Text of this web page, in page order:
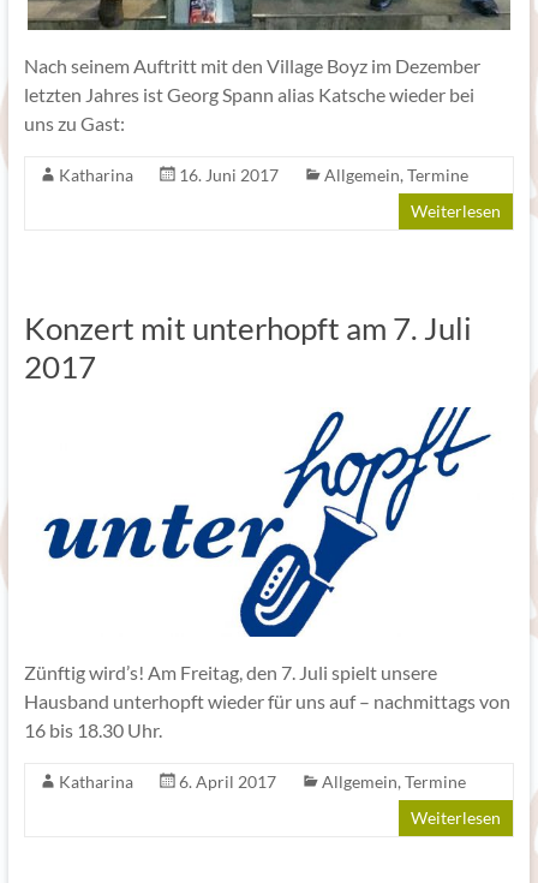
Nach seinem Auftritt mit den Village Boyz im Dezember
letzten Jahres ist Georg Spann alias Katsche wieder bei
uns zu Gast:
Katharina 16. Juni 2017 Allgemein, Termine
Weiterlesen
Konzert mit unterhopft am 7. Juli
2017
Zünftig wird’s! Am Freitag, den 7. Juli spielt unsere
Hausband unterhopft wieder für uns auf – nachmittags von
16 bis 18.30 Uhr.
Katharina 6. April 2017 Allgemein, Termine
Weiterlesen